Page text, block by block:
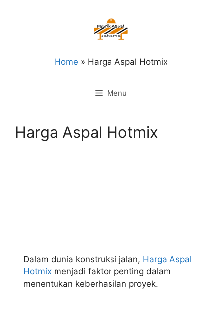
Home » Harga Aspal Hotmix
Menu
Harga Aspal Hotmix
Dalam dunia konstruksi jalan, Harga Aspal
Hotmix menjadi faktor penting dalam
menentukan keberhasilan proyek.